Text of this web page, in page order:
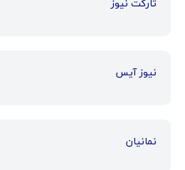
نیوز آیس
نمانیان